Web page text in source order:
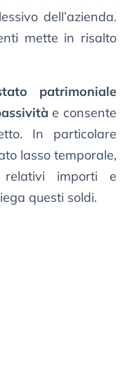
dell’azienda.
mette in risalto
patrimoniale
e consente
In particolare
lasso temporale,
importi e
questi soldi.